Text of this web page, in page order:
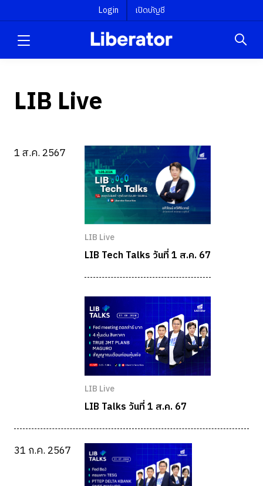
Login เปิดบัญชี
LIB Live
1 ส.ค. 2567
LIB Live
LIB Tech Talks วันที่ 1 ส.ค. 67
LIB Live
LIB Talks วันที่ 1 ส.ค. 67
31 ก.ค. 2567